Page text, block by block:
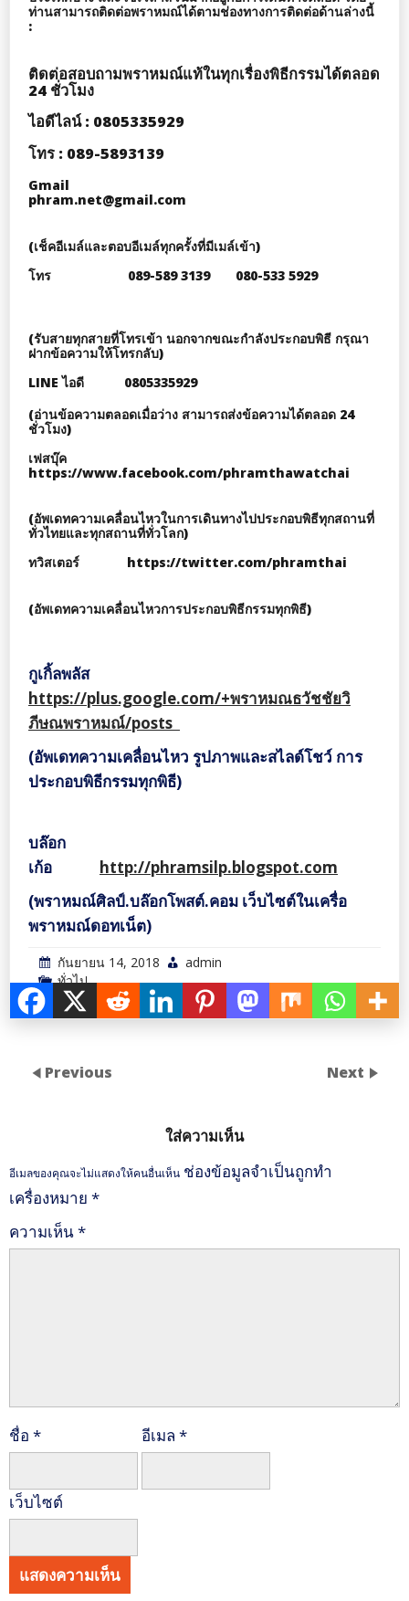
ท่านสามารถติดต่อพราหมณ์ได้ตามช่องทางการติดต่อด้านล่างนี้
:
ติดต่อสอบถามพราหมณ์แท้ในทุกเรื่องพิธีกรรมได้ตลอด
24 ชั่วโมง
ไอดีไลน์ : 0805335929
โทร : 089-5893139
Gmail
phram.net@gmail.com
(เช็คอีเมล์และตอบอีเมล์ทุกครั้งที่มีเมล์เข้า)
โทร 089-589 3139 080-533 5929
(รับสายทุกสายที่โทรเข้า นอกจากขณะกำลังประกอบพิธี กรุณา
ฝากข้อความให้โทรกลับ)
LINE ไอดี 0805335929
(อ่านข้อความตลอดเมื่อว่าง สามารถส่งข้อความได้ตลอด 24
ชั่วโมง)
เฟสบุ๊ค
https://www.facebook.com/phramthawatchai
(อัพเดทความเคลื่อนไหวในการเดินทางไปประกอบพิธีทุกสถานที่
ทั่วไทยและทุกสถานที่ทั่วโลก)
ทวิสเตอร์ https://twitter.com/phramthai
(อัพเดทความเคลื่อนไหวการประกอบพิธีกรรมทุกพิธี)
กูเกิ้ลพลัส
https://plus.google.com/+พราหมณธวัชชัยวิ
ภีษณพราหมณ์/posts
(อัพเดทความเคลื่อนไหว รูปภาพและสไลด์โชว์ การ
ประกอบพิธีกรรมทุกพิธี)
บล๊อก
เก้อ http://phramsilp.blogspot.com
(พราหมณ์ศิลป์.บล๊อกโพสต์.คอม เว็บไซต์ในเครื่อ
พราหมณ์ดอทเน็ต)
กันยายน 14, 2018
admin
ทั่วไป
Previous Next
ใส่ความเห็น
อีเมลของคุณจะไม่แสดงให้คนอื่นเห็น ช่องข้อมูลจำเป็นถูกทำ
เครื่องหมาย *
ความเห็น*
ชื่อ * อีเมล *
เว็บไซต์